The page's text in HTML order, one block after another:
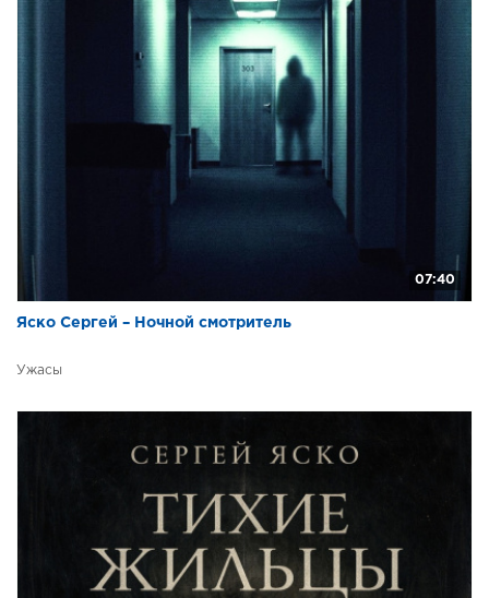
07:40
Яско Сергей – Ночной смотритель
Ужасы